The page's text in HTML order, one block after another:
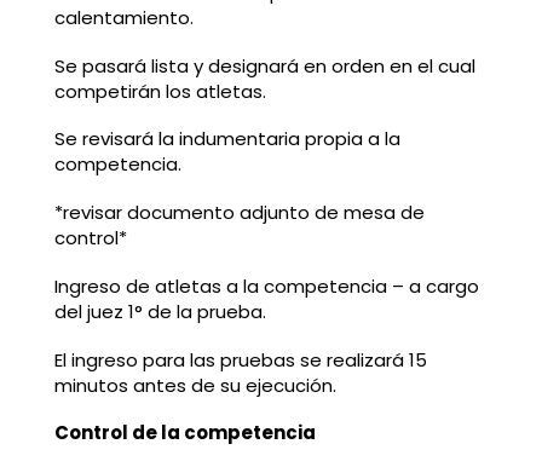
calentamiento.
Se pasará lista y designará en orden en el cual
competirán los atletas.
Se revisará la indumentaria propia a la
competencia.
*revisar documento adjunto de mesa de
control*
Ingreso de atletas a la competencia – a cargo
del juez 1° de la prueba.
El ingreso para las pruebas se realizará 15
minutos antes de su ejecución.
Control de la competencia